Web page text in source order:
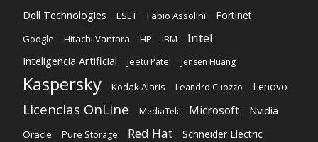
Dell Technologies ESET Fabio Assolini Fortinet
Google Hitachi Vantara HP IBM Intel
Inteligencia Artificial Jeetu Patel Jensen Huang
Kaspersky Kodak Alaris Leandro Cuozzo Lenovo
Licencias OnLine MediaTek Microsoft Nvidia
Oracle Pure Storage Red Hat Schneider Electric